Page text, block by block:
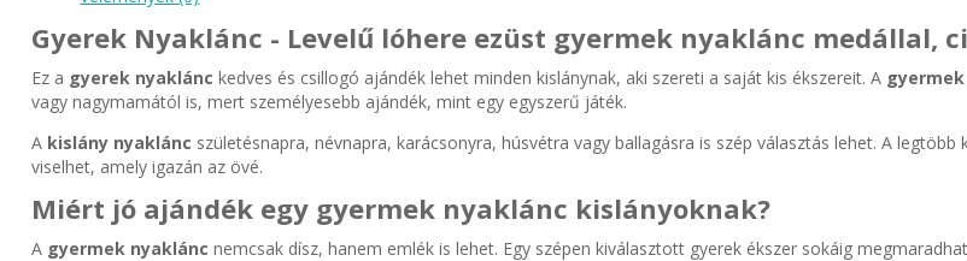
Gyerek Nyaklánc - Levelű lóhere ezüst gyermek nyaklánc medállal,
Ez a gyerek nyaklánc kedves és csillogó ajándék lehet minden kislánynak, aki szereti a saját kis ékszereit. A
vagy nagymamától is, mert személyesebb ajándék, mint egy egyszerű játék.
A kislány nyaklánc születésnapra, névnapra, karácsonyra, húsvétra vagy ballagásra is szép választás lehet. A
viselhet, amely igazán az övé.
Miért jó ajándék egy gyermek nyaklánc kislányoknak?
A gyermek nyaklánc nemcsak dísz, hanem emlék is lehet. Egy szépen kiválasztott gyerek ékszer sokáig